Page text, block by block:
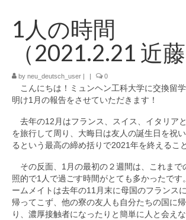
ドイツ語研究室について
ドイツ語研究室について
教員紹介
研究室アシスタント紹介
カリキュラム
カリキュラム
SFCのドイツ語教育
学生プロジェクト紹介
1人の時間
（2021.2.21 近藤
by neu_deutsch_user | | 0
こんにちは！ミュンヘン工科大学に交換留
明け1月の報告をさせていただきます！
去年の12月はフランス、スイス、イタリア
を旅行して周り、大晦日は友人の誕生日を祝
るという最高の締め括りで2021年を終えるこ
その反面、1月の最初の２週間は、これまで
照的で1人で過ごす時間がとても多かったです
ームメイトは去年の11月末に母国のフランス
帰ってこず、他の寮の友人も自分たちの国に
り、濃厚接触者になったりと簡単に人と会え